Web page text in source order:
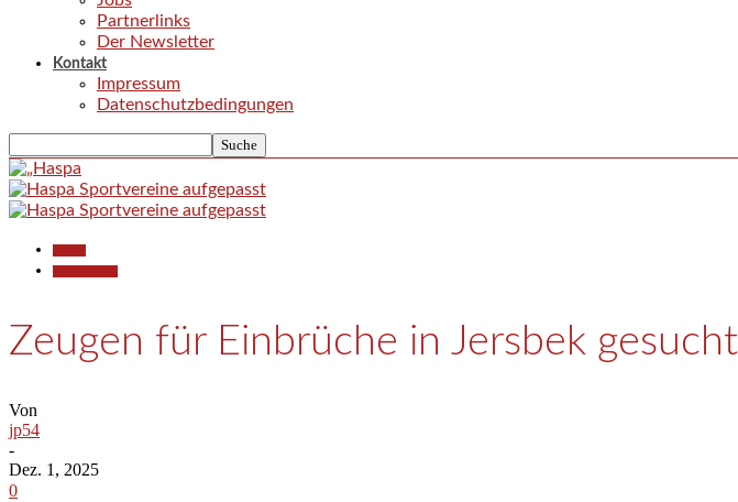
Partnerlinks
Der Newsletter
Kontakt
Impressum
Datenschutzbedingungen
Zeugen für Einbrüche in Jersbek gesucht
Von
jp54
-
Dez. 1, 2025
0